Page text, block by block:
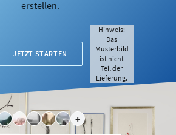
erstellen.
JETZT STARTEN
+
Hinweis:
Das
Musterbild
ist nicht
Teil der
Lieferung.